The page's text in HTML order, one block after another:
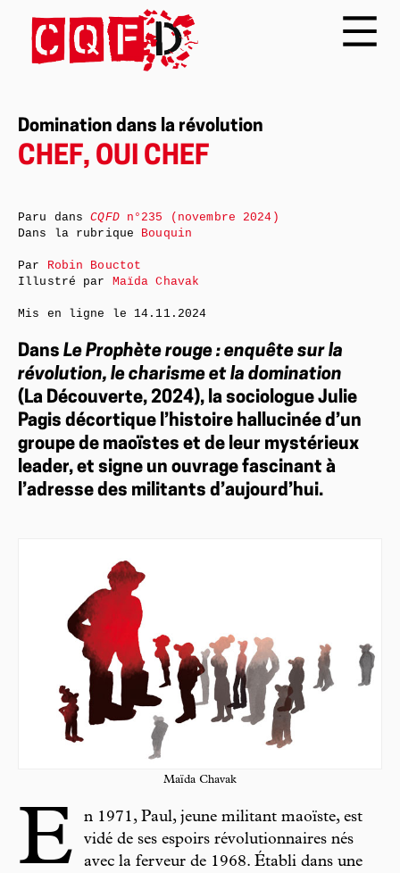
Domination dans la révolution
CHEF, OUI CHEF
Dans Le Prophète rouge : enquête sur la
révolution, le charisme et la domination
(La Découverte, 2024), la sociologue Julie
Pagis décortique l’histoire hallucinée d’un
groupe de maoïstes et de leur mystérieux
leader, et signe un ouvrage fascinant à
l’adresse des militants d’aujourd’hui.
Maïda Chavak
E
n 1971, Paul, jeune militant maoïste, est
vidé de ses espoirs révolutionnaires nés
avec la ferveur de 1968. Établi dans une
Paru dansCQFDn°235 (novembre 2024)
Dans la rubrique Bouquin
Par Robin Bouctot
Illustré par Maïda Chavak
Mis en ligne le 14.11.2024